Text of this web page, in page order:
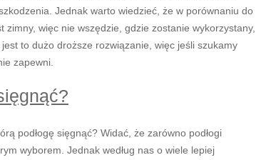
Jednak warto wiedzieć, że w porównaniu do
więc nie wszędzie, gdzie zostanie wykorzystany,
to dużo droższe rozwiązanie, więc jeśli szukamy
zapewni.
podłogę sięgnąć? Widać, że zarówno podłogi
wyborem. Jednak według nas o wiele lepiej